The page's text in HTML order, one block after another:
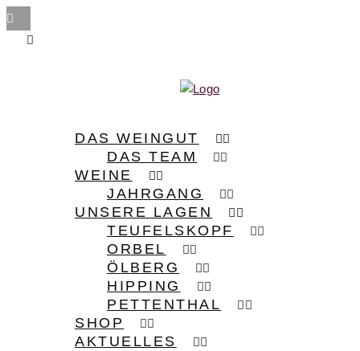
DAS WEINGUT
DAS TEAM
WEINE
JAHRGANG
UNSERE LAGEN
TEUFELSKOPF
ORBEL
ÖLBERG
HIPPING
PETTENTHAL
SHOP
AKTUELLES